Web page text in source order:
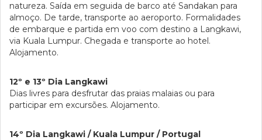
natureza. Saída em seguida de barco até Sandakan para
almoço. De tarde, transporte ao aeroporto. Formalidades
de embarque e partida em voo com destino a Langkawi,
via Kuala Lumpur. Chegada e transporte ao hotel.
Alojamento.
12º e 13º Dia Langkawi
Dias livres para desfrutar das praias malaias ou para
participar em excursões. Alojamento.
14º Dia Langkawi / Kuala Lumpur / Portugal